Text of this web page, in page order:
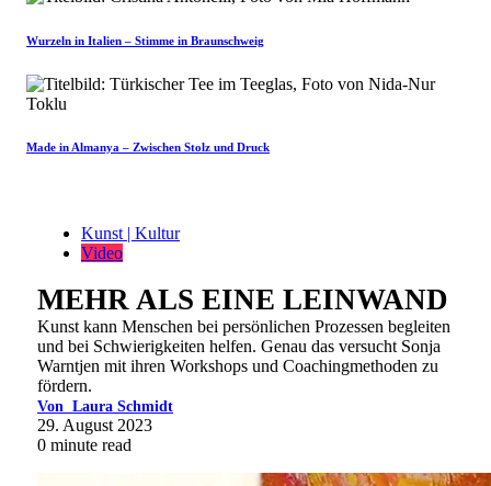
Wurzeln in Italien – Stimme in Braunschweig
Made in Almanya – Zwischen Stolz und Druck
Kunst | Kultur
Video
MEHR ALS EINE LEINWAND
Kunst kann Menschen bei persönlichen Prozessen begleiten
und bei Schwierigkeiten helfen. Genau das versucht Sonja
Warntjen mit ihren Workshops und Coachingmethoden zu
fördern.
Von Laura Schmidt
29. August 2023
0 minute read